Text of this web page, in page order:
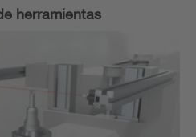
herramientas